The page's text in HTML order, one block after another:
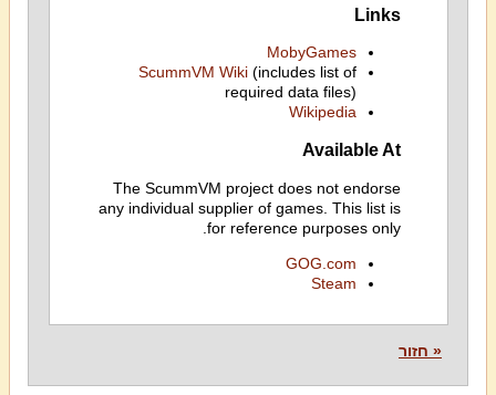
Links
MobyGames
ScummVM Wiki(includes list of
required data files)
Wikipedia
Available At
The ScummVM project does not endorse
any individual supplier of games. This list is
for reference purposes only.
GOG.com
Steam
« חזור